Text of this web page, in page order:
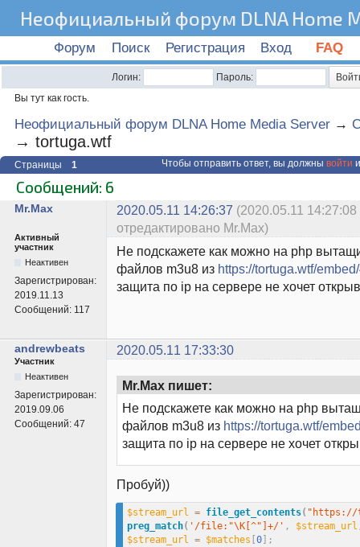
Неофициальный форум DLNA Home
Форум Поиск Регистрация Вход FAQ
Логин:
Пароль:
Вы тут как гость.
Неофициальный форум DLNA Home Media Server →
→tortuga.wtf
Страницы 1 Чтобы отправить ответ, вы должны войти
Сообщений: 6
Mr.Max 2020.05.11 14:26:37 (2020.05.11 14:27:08
отредактировано Mr.Max)
Активный
участник
Неактивен
Зарегистрирован:
2019.11.13
Сообщений: 117
Не подскажете как можно на php
файлов m3u8 из https://tortuga.wtf/
защита по ip на сервере не хочет
andrewbeats 2020.05.11 17:33:30
Участник
Неактивен
Зарегистрирован:
2019.09.06
Сообщений: 47
Mr.Max пишет:
Не подскажете как можно на php
файлов m3u8 из https://tortuga.wtf/
защита по ip на сервере не хочет
Пробуй))
$stream_url = file_get_contents( "https://
preg_match( '/file:"\K[^"]+/' , $stream_url
$stream_url = $matches 0] ;